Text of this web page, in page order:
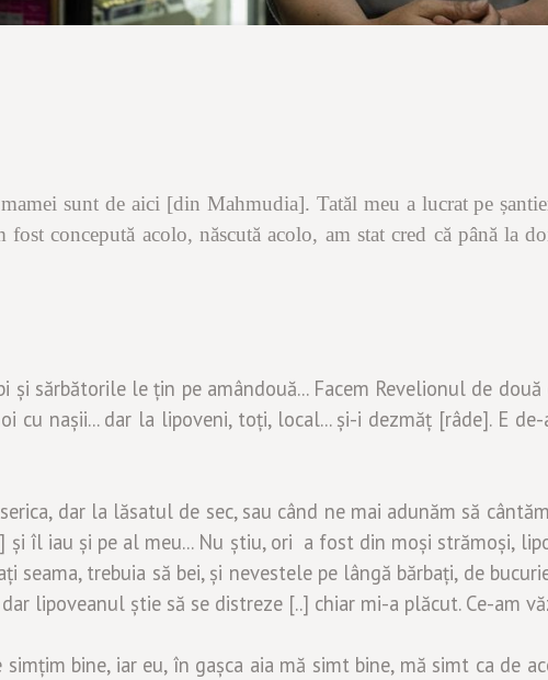
sunt de aici [din Mahmudia]. Tatăl meu a lucrat pe
concepută acolo, născută acolo, am stat cred că până la
sărbătorile le țin pe amândouă... Facem Revelionul de
cu nașii... dar la lipoveni, toți, local... și-i dezmăț [râde]. E
dar la lăsatul de sec, sau când ne mai adunăm să
și îl iau și pe al meu... Nu știu, ori a fost din moși strămoși,
seama, trebuia să bei, și nevestele pe lângă bărbați, de
lipoveanul știe să se distreze [..] chiar mi-a plăcut. Ce-am
bine, iar eu, în gașca aia mă simt bine, mă simt ca de